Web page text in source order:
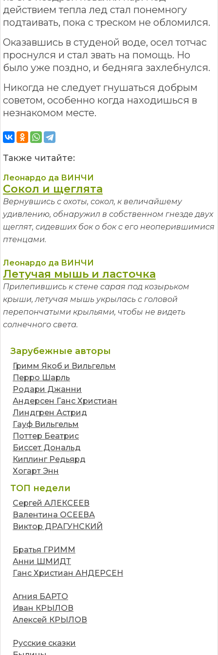
действием тепла лед стал понемногу
подтаивать, пока с треском не обломился.
Оказавшись в студеной воде, осел тотчас
проснулся и стал звать на помощь. Но
было уже поздно, и бедняга захлебнулся.
Никогда не следует гнушаться добрым
советом, особенно когда находишься в
незнакомом месте.
Также читайте:
Леонардо да ВИНЧИ
Сокол и щеглята
Вернувшись с охоты, сокол, к величайшему
удивлению, обнаружил в собственном гнезде двух
щеглят, сидевших бок о бок с его неоперившимися
птенцами.
Леонардо да ВИНЧИ
Летучая мышь и ласточка
Прилепившись к стене сарая под козырьком
крыши, летучая мышь укрылась с головой
перепончатыми крыльями, чтобы не видеть
солнечного света.
Зарубежные авторы
Гримм Якоб и Вильгельм
Перро Шарль
Родари Джанни
Андерсен Ганс Христиан
Линдгрен Астрид
Гауф Вильгельм
Поттер Беатрис
Биссет Дональд
Киплинг Редьярд
Хогарт Энн
ТОП недели
Сергей АЛЕКСЕЕВ
Валентина ОСЕЕВА
Виктор ДРАГУНСКИЙ
Братья ГРИММ
Анни ШМИДТ
Ганс Христиан АНДЕРСЕН
Агния БАРТО
Иван КРЫЛОВ
Алексей КРЫЛОВ
Русские сказки